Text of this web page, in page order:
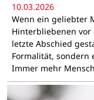
10.03.2026
Wenn ein geliebter
Hinterbliebenen
letzte Abschied
Formalität, sondern
Immer mehr